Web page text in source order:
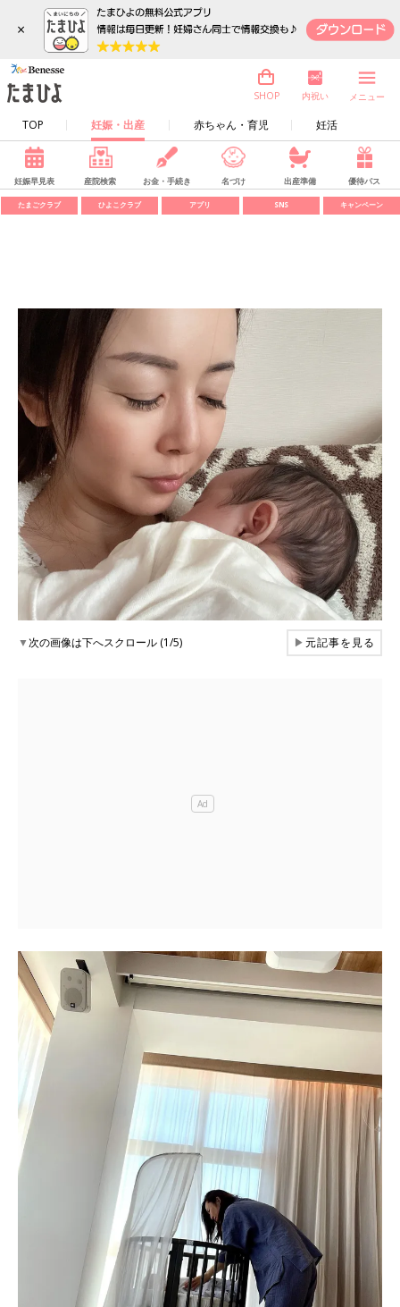
×
TOP 妊娠・出産 赤ちゃん・育児 妊活
SHOP 内祝い メニュー
妊娠早見表 産院検索 お金・手続き 名づけ 出産準備 優待パス
たまごクラブ ひよこクラブ アプリ SNS キャンペーン
▼次の画像は下へスクロール (1/5) ▶元記事を見る